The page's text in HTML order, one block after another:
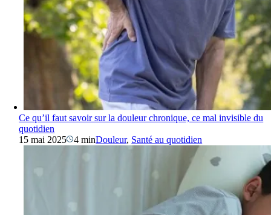
Ce qu’il faut savoir sur la douleur chronique, ce mal invisible du
quotidien
15 mai 2025
4 minDouleur, Santé au quotidien